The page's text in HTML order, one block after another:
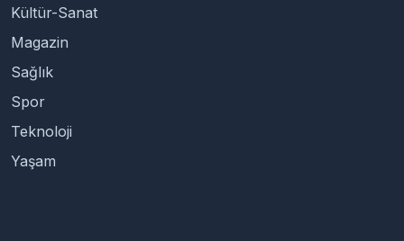
Kültür-Sanat
Magazin
Sağlık
Spor
Teknoloji
Yaşam